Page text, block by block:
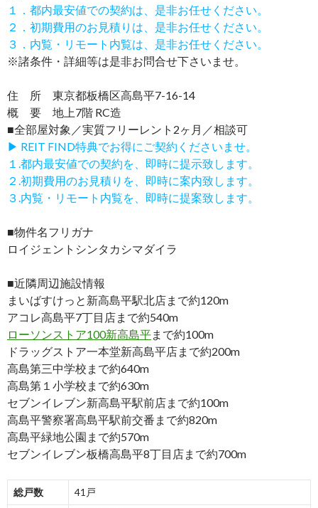
１．都内最安値での契約は、是非お任せください。
２．初期費用のお見積りは、是非お任せください。
３．内覧・リモート内覧は、是非お任せください。
※諸条件・詳細等は是非お問合せ下さいませ。
住 所 東京都板橋区高島平7-16-14
概 要 地上7階 RC造
■全部屋対象／実質フリーレント2ヶ月／相談可
▶ REIT FIND特典でお得にご契約くださいませ。
１.都内最安値での契約を、即時に提示致します。
２.初期費用のお見積りを、即時に案内致します。
３.内覧・リモート内覧を、即時に提案致します。
■物件名フリガナ
ロイジェントシンタカシマダイラ
■近隣周辺施設情報
まいばすけっと新高島平駅北店まで約120m
アコレ高島平7丁目店まで約540m
ローソンストア100新高島平まで約100m
ドラッグストア一本堂新高島平店まで約200m
高島第三中学校まで約640m
高島第１小学校まで約630m
セブンイレブン新高島平駅前店まで約100m
高島平警察署高島平駅前交番まで約820m
高島平緑地公園まで約570m
セブンイレブン板橋高島平8丁目店まで約700m
総戸数 41戸